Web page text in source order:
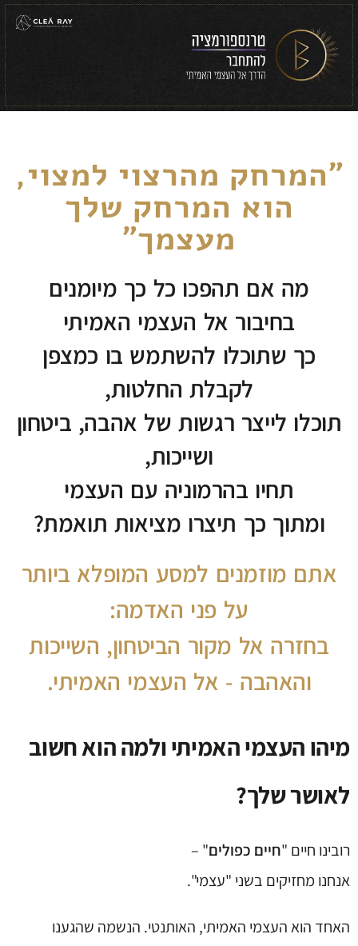
"המרחק מהרצוי למצוי,
הוא המרחק שלך
מעצמך"
מה אם תהפכו כל כך מיומנים
בחיבור אל העצמי האמיתי
כך שתוכלו להשתמש בו כמצפן
לקבלת החלטות,
תוכלו לייצר רגשות של אהבה, ביטחון
ושייכות,
תחיו בהרמוניה עם העצמי
ומתוך כך תיצרו מציאות תואמת?
אתם מוזמנים למסע המופלא ביותר
על פני האדמה:
בחזרה אל מקור הביטחון, השייכות
והאהבה - אל העצמי האמיתי.
מיהו העצמי האמיתי ולמה הוא חשוב
לאושר שלך?
רובינו חיים "חיים כפולים" –
אנחנו מחזיקים בשני "עצמי".
האחד הוא העצמי האמיתי, האותנטי. הנשמה שהגענו